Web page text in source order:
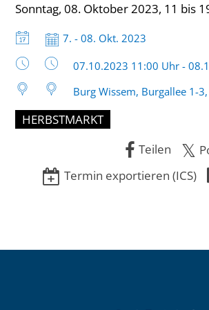
Sonntag, 08. Oktober 2023, 11 bis
Datum:
7. - 08. Okt. 2023
Uhrzeit:
07.10.2023 11:00 Uhr -
Burg Wissem, Burgallee 1-
HERBSTMARKT
Teilen
Termin exportieren (ICS)